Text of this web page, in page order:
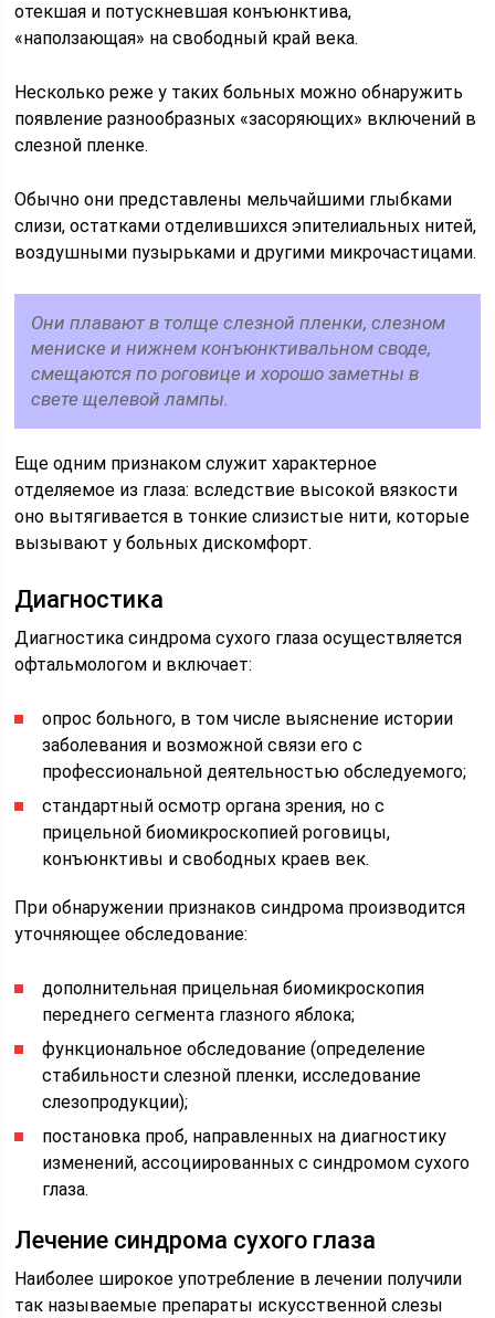
отекшая и потускневшая конъюнктива,
«наползающая» на свободный край века.
Несколько реже у таких больных можно обнаружить
появление разнообразных «засоряющих» включений в
слезной пленке.
Обычно они представлены мельчайшими глыбками
слизи, остатками отделившихся эпителиальных нитей,
воздушными пузырьками и другими микрочастицами.
Они плавают в толще слезной пленки, слезном
мениске и нижнем конъюнктивальном своде,
смещаются по роговице и хорошо заметны в
свете щелевой лампы.
Еще одним признаком служит характерное
отделяемое из глаза: вследствие высокой вязкости
оно вытягивается в тонкие слизистые нити, которые
вызывают у больных дискомфорт.
Диагностика
Диагностика синдрома сухого глаза осуществляется
офтальмологом и включает:
опрос больного, в том числе выяснение истории
заболевания и возможной связи его с
профессиональной деятельностью обследуемого;
стандартный осмотр органа зрения, но с
прицельной биомикроскопией роговицы,
конъюнктивы и свободных краев век.
При обнаружении признаков синдрома производится
уточняющее обследование:
дополнительная прицельная биомикроскопия
переднего сегмента глазного яблока;
функциональное обследование (определение
стабильности слезной пленки, исследование
слезопродукции);
постановка проб, направленных на диагностику
изменений, ассоциированных с синдромом сухого
глаза.
Лечение синдрома сухого глаза
Наиболее широкое употребление в лечении получили
так называемые препараты искусственной слезы